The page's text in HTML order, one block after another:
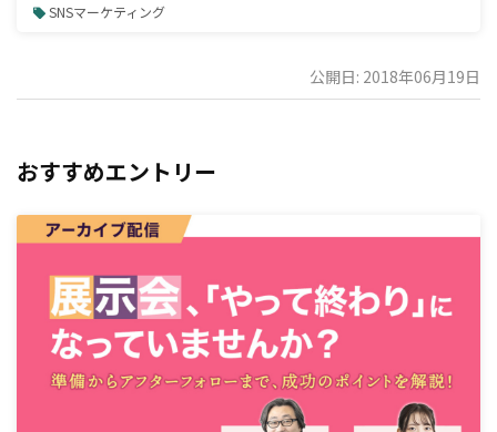
SNSマーケティング
公開日: 2018年06月19日
おすすめエントリー